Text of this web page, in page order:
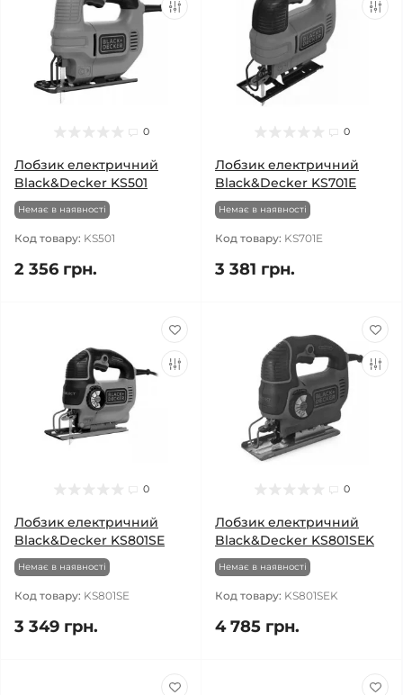
0
Лобзик електричний
Black&Decker KS501
Немає в наявності
Код товару: KS501
2 356 грн.
0
Лобзик електричний
Black&Decker KS701E
Немає в наявності
Код товару: KS701E
3 381 грн.
0
Лобзик електричний
Black&Decker KS801SE
Немає в наявності
Код товару: KS801SE
3 349 грн.
0
Лобзик електричний
Black&Decker KS801SEK
Немає в наявності
Код товару: KS801SEK
4 785 грн.